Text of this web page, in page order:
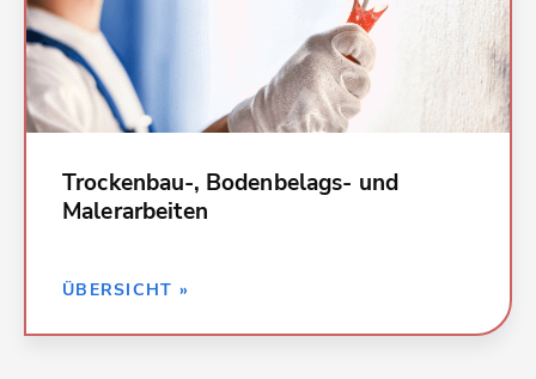
Trockenbau-, Bodenbelags- und
Malerarbeiten
ÜBERSICHT »
034 Maler- und Lackierarbeiten - Beschichtungen
036 Bodenbelagsarbeiten
037 Tapezierarbeiten
039 Trockenbauarbeiten
und viele weitere